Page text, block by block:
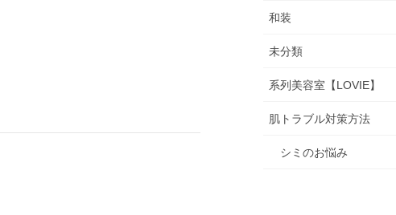
和装
未分類
系列美容室【LOVIE】
肌トラブル対策方法
シミのお悩み